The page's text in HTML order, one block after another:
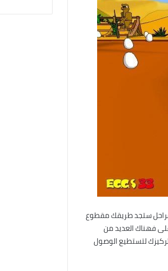
ستجد طريقك مقطوع
فهناك العديد من
لتستطيع الوصول